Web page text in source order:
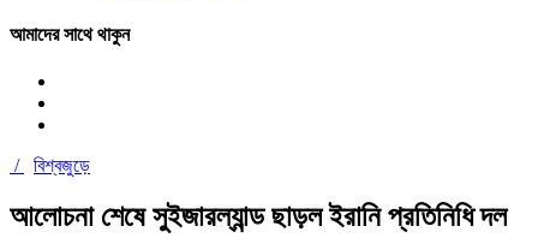
আমাদের সাথে থাকুন
/ বিশ্বজুড়ে
আলোচনা শেষে সুইজারল্যান্ড ছাড়ল ইরানি প্রতিনিধি দল